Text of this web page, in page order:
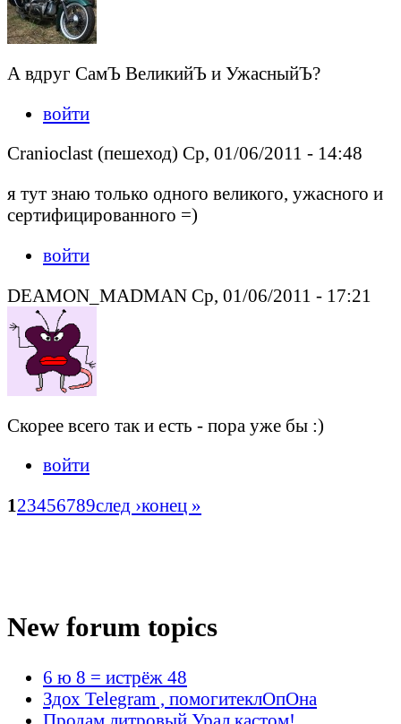
А вдруг СамЪ ВеликийЪ и УжасныйЪ?
войти
Cranioclast (пешеход) Ср, 01/06/2011 - 14:48
я тут знаю только одного великого, ужасного и
сертифицированного =)
войти
DEAMON_MADMAN Ср, 01/06/2011 - 17:21
Скорее всего так и есть - пора уже бы :)
войти
123456789след ›конец »
New forum topics
6 ю 8 = истрёж 48
Здох Telegram , помогитеклОпОна